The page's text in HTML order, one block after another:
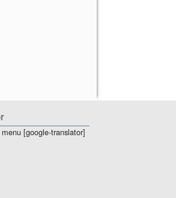
[google-translator]